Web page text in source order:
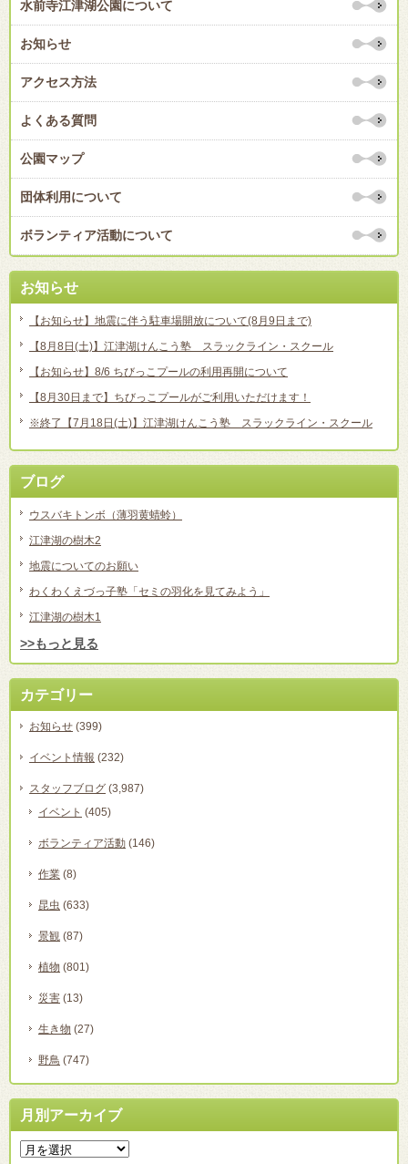
水前寺江津湖公園について
お知らせ
アクセス方法
よくある質問
公園マップ
団体利用について
ボランティア活動について
お知らせ
【お知らせ】地震に伴う駐車場開放について(8月9日まで)
【8月8日(土)】江津湖けんこう塾 スラックライン・スクール
【お知らせ】8/6 ちびっこプールの利用再開について
【8月30日まで】ちびっこプールがご利用いただけます！
※終了【7月18日(土)】江津湖けんこう塾 スラックライン・スクール
ブログ
ウスバキトンボ（薄羽黄蜻蛉）
江津湖の樹木2
地震についてのお願い
わくわくえづっ子塾「セミの羽化を見てみよう」
江津湖の樹木1
>>もっと見る
カテゴリー
お知らせ (399)
イベント情報 (232)
スタッフブログ (3,987)
イベント (405)
ボランティア活動 (146)
作業 (8)
昆虫 (633)
景観 (87)
植物 (801)
災害 (13)
生き物 (27)
野鳥 (747)
月別アーカイブ